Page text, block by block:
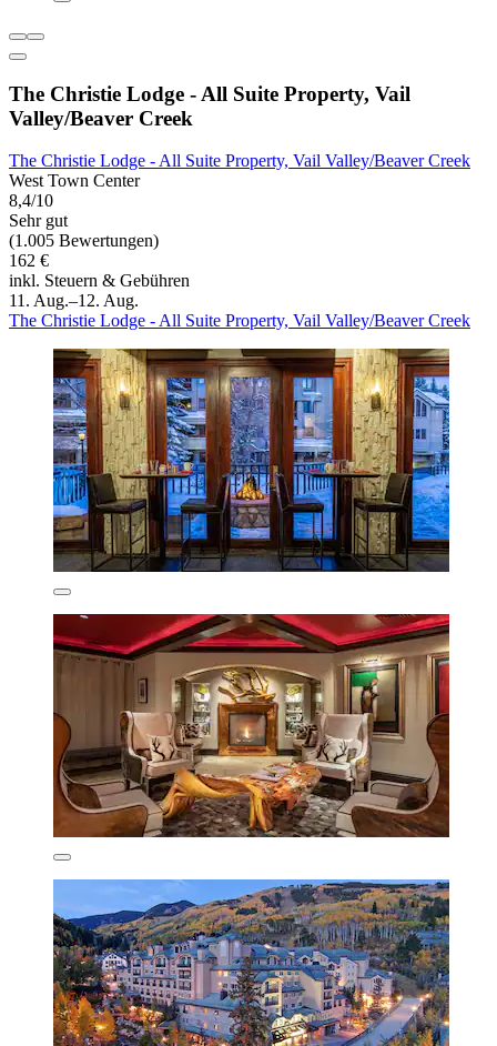
The Christie Lodge - All Suite Property, Vail
Valley/Beaver Creek
The Christie Lodge - All Suite Property, Vail Valley/Beaver Creek
West Town Center
8,4/10
Sehr gut
(1.005 Bewertungen)
162 €
inkl. Steuern & Gebühren
11. Aug.–12. Aug.
The Christie Lodge - All Suite Property, Vail Valley/Beaver Creek